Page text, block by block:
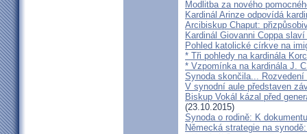
Modlitba za nového
Kardinál Arinze odpovídá
Arcibiskup Chaput:
Kardinál Giovanni Coppa
Pohled katolické církve na
* Tři pohledy na kardinála
* Vzpomínka na kardinála J.
Synoda skončila...
V synodní aule představen
Biskup Vokál kázal před
(23.10.2015)
Synoda o rodině: K
Německá strategie na